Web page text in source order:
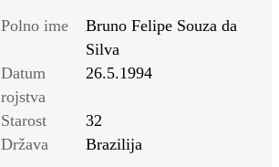
Polno ime
Bruno Felipe Souza da
Silva
Datum
rojstva
26.5.1994
Starost
32
Država
Brazilija